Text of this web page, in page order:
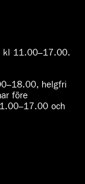
kl 11.00–17.00.
helgfri
före
och